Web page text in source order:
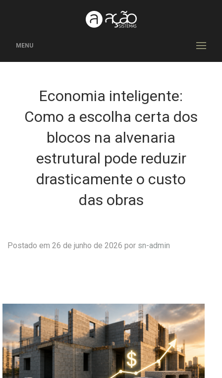
MENU
Economia inteligente:
Como a escolha certa dos
blocos na alvenaria
estrutural pode reduzir
drasticamente o custo
das obras
Postado em 26 de junho de 2026 por sn-admin